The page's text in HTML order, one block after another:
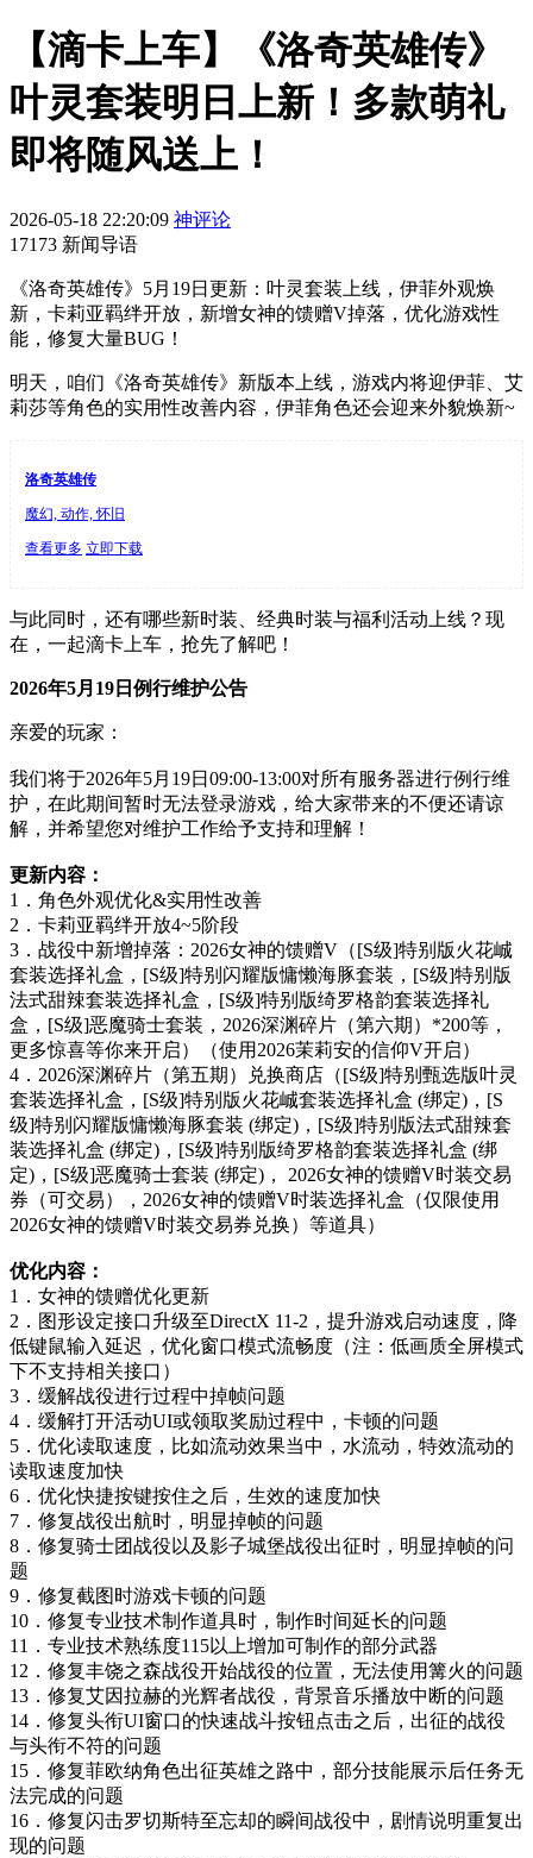
【滴卡上车】《洛奇英雄传》
叶灵套装明日上新！多款萌礼
即将随风送上！
2026-05-18 22:20:09 神评论
17173 新闻导语
《洛奇英雄传》5月19日更新：叶灵套装上线，伊菲外观焕
新，卡莉亚羁绊开放，新增女神的馈赠V掉落，优化游戏性
能，修复大量BUG！
明天，咱们《洛奇英雄传》新版本上线，游戏内将迎伊菲、艾
莉莎等角色的实用性改善内容，伊菲角色还会迎来外貌焕新~
洛奇英雄传
魔幻, 动作, 怀旧
查看更多 立即下载
与此同时，还有哪些新时装、经典时装与福利活动上线？现
在，一起滴卡上车，抢先了解吧！
2026年5月19日例行维护公告
亲爱的玩家：
我们将于2026年5月19日09:00-13:00对所有服务器进行例行维
护，在此期间暂时无法登录游戏，给大家带来的不便还请谅
解，并希望您对维护工作给予支持和理解！
更新内容：
1．角色外观优化&实用性改善
2．卡莉亚羁绊开放4~5阶段
3．战役中新增掉落：2026女神的馈赠V（[S级]特别版火花峸
套装选择礼盒，[S级]特别闪耀版慵懒海豚套装，[S级]特别版
法式甜辣套装选择礼盒，[S级]特别版绮罗格韵套装选择礼
盒，[S级]恶魔骑士套装，2026深渊碎片（第六期）*200等，
更多惊喜等你来开启）（使用2026茉莉安的信仰V开启）
4．2026深渊碎片（第五期）兑换商店（[S级]特别甄选版叶灵
套装选择礼盒，[S级]特别版火花峸套装选择礼盒 (绑定)，[S
级]特别闪耀版慵懒海豚套装 (绑定)，[S级]特别版法式甜辣套
装选择礼盒 (绑定)，[S级]特别版绮罗格韵套装选择礼盒 (绑
定)，[S级]恶魔骑士套装 (绑定)， 2026女神的馈赠V时装交易
券（可交易），2026女神的馈赠V时装选择礼盒（仅限使用
2026女神的馈赠V时装交易券兑换）等道具）
优化内容：
1．女神的馈赠优化更新
2．图形设定接口升级至DirectX 11-2，提升游戏启动速度，降
低键鼠输入延迟，优化窗口模式流畅度（注：低画质全屏模式
下不支持相关接口）
3．缓解战役进行过程中掉帧问题
4．缓解打开活动UI或领取奖励过程中，卡顿的问题
5．优化读取速度，比如流动效果当中，水流动，特效流动的
读取速度加快
6．优化快捷按键按住之后，生效的速度加快
7．修复战役出航时，明显掉帧的问题
8．修复骑士团战役以及影子城堡战役出征时，明显掉帧的问
题
9．修复截图时游戏卡顿的问题
10．修复专业技术制作道具时，制作时间延长的问题
11．专业技术熟练度115以上增加可制作的部分武器
12．修复丰饶之森战役开始战役的位置，无法使用篝火的问题
13．修复艾因拉赫的光辉者战役，背景音乐播放中断的问题
14．修复头衔UI窗口的快速战斗按钮点击之后，出征的战役
与头衔不符的问题
15．修复菲欧纳角色出征英雄之路中，部分技能展示后任务无
法完成的问题
16．修复闪击罗切斯特至忘却的瞬间战役中，剧情说明重复出
现的问题